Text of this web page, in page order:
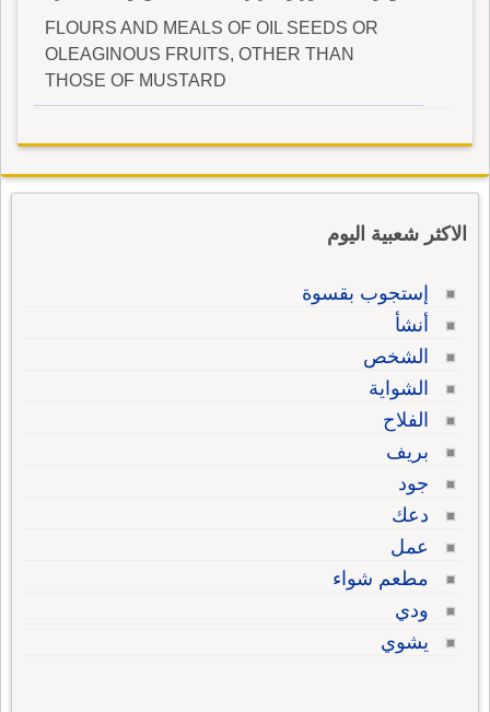
FLOURS AND MEALS OF OIL SEEDS OR
OLEAGINOUS FRUITS, OTHER THAN
THOSE OF MUSTARD
الاكثر شعبية اليوم
إستجوب بقسوة
أنشأ
الشخص
الشواية
الفلاح
بريف
جود
دعك
عمل
مطعم شواء
ودي
يشوي